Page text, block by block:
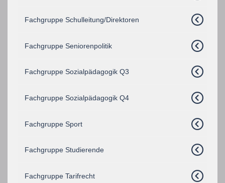
Fachgruppe Schulleitung/Direktoren
Fachgruppe Seniorenpolitik
Fachgruppe Sozialpädagogik Q3
Fachgruppe Sozialpädagogik Q4
Fachgruppe Sport
Fachgruppe Studierende
Fachgruppe Tarifrecht